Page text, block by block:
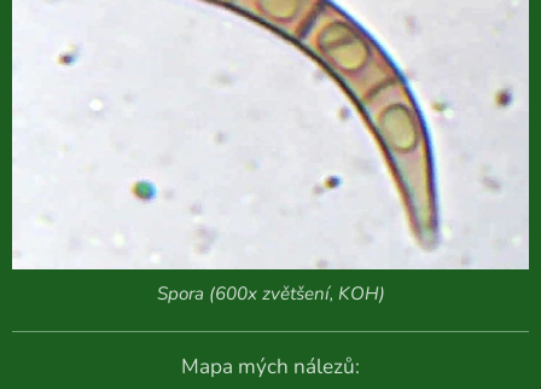
Spora (600x zvětšení, KOH)
Mapa mých nálezů: